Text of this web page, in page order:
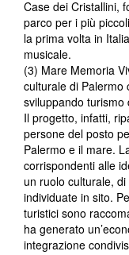
Case dei Cristallini,
parco per i più
la prima volta in
musicale.
(3) Mare Memoria
culturale di Palermo
sviluppando turismo
Il progetto, infatti,
persone del posto
Palermo e il mare.
corrispondenti alle
un ruolo culturale,
individuate in sito.
turistici sono
ha generato
integrazione